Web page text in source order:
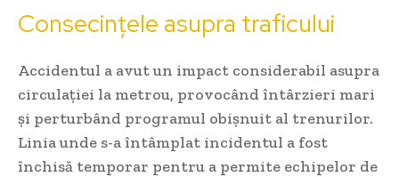
Consecințele asupra traficului
Accidentul a avut un impact considerabil asupra
circulației la metrou, provocând întârzieri mari
și perturbând programul obișnuit al trenurilor.
Linia unde s-a întâmplat incidentul a fost
închisă temporar pentru a permite echipelor de